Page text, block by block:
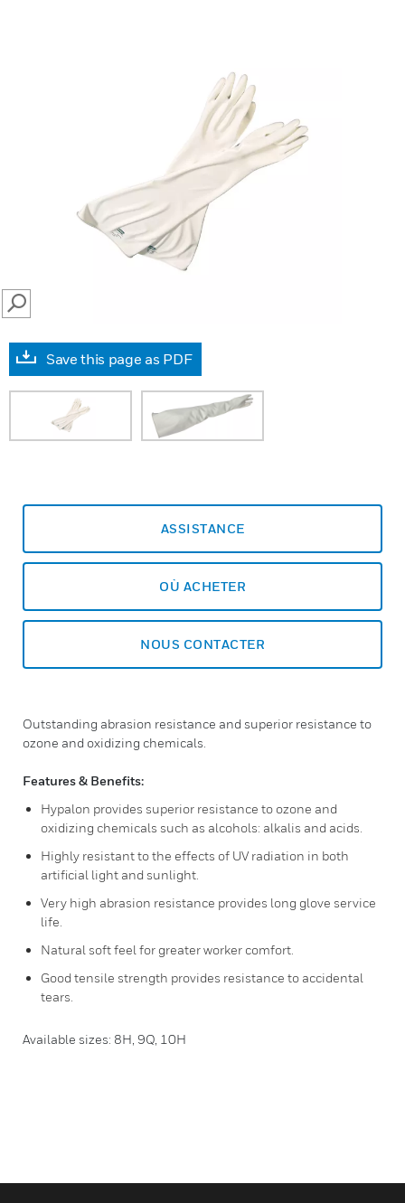
SEARCH
Save this page as PDF
ASSISTANCE
OÙ ACHETER
NOUS CONTACTER
Outstanding abrasion resistance and superior resistance to
ozone and oxidizing chemicals.
Features & Benefits:
Hypalon provides superior resistance to ozone and
oxidizing chemicals such as alcohols: alkalis and acids.
Highly resistant to the effects of UV radiation in both
artificial light and sunlight.
Very high abrasion resistance provides long glove service
life.
Natural soft feel for greater worker comfort.
Good tensile strength provides resistance to accidental
tears.
Available sizes: 8H, 9Q, 10H